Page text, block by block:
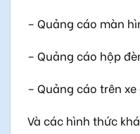
– Quảng cáo màn
– Quảng cáo hộp
– Quảng cáo trên
Và các hình thức